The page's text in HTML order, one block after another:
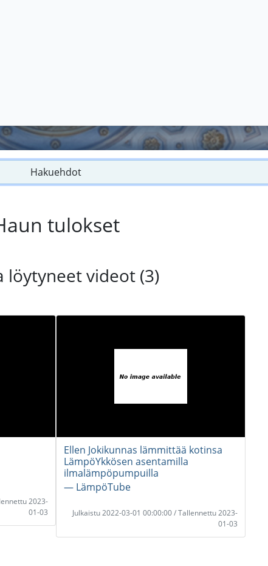
Hakuehdot
tulokset
löytyneet videot (3)
2023-
01-03
Ellen Jokikunnas lämmittää kotinsa
LämpöYkkösen asentamilla
ilmalämpöpumpuilla
― LämpöTube
Julkaistu 2022-03-01 00:00:00 / Tallennettu 2023-
01-03